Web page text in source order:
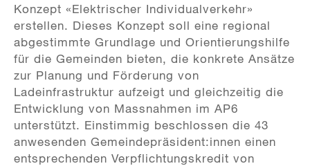
Konzept «Elektrischer Individualverkehr»
erstellen. Dieses Konzept soll eine regional
abgestimmte Grundlage und Orientierungshilfe
für die Gemeinden bieten, die konkrete Ansätze
zur Planung und Förderung von
Ladeinfrastruktur aufzeigt und gleichzeitig die
Entwicklung von Massnahmen im AP6
unterstützt. Einstimmig beschlossen die 43
anwesenden Gemeindepräsident:innen einen
entsprechenden Verpflichtungskredit von